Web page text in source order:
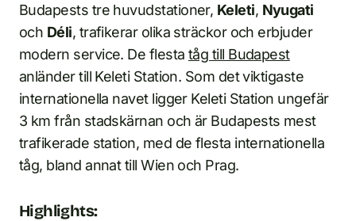
Budapests tre huvudstationer, Keleti, Nyugati
och Déli, trafikerar olika sträckor och erbjuder
modern service. De flesta tåg till Budapest
anländer till Keleti Station. Som det viktigaste
internationella navet ligger Keleti Station ungefär
3 km från stadskärnan och är Budapests mest
trafikerade station, med de flesta internationella
tåg, bland annat till Wien och Prag.
Highlights: